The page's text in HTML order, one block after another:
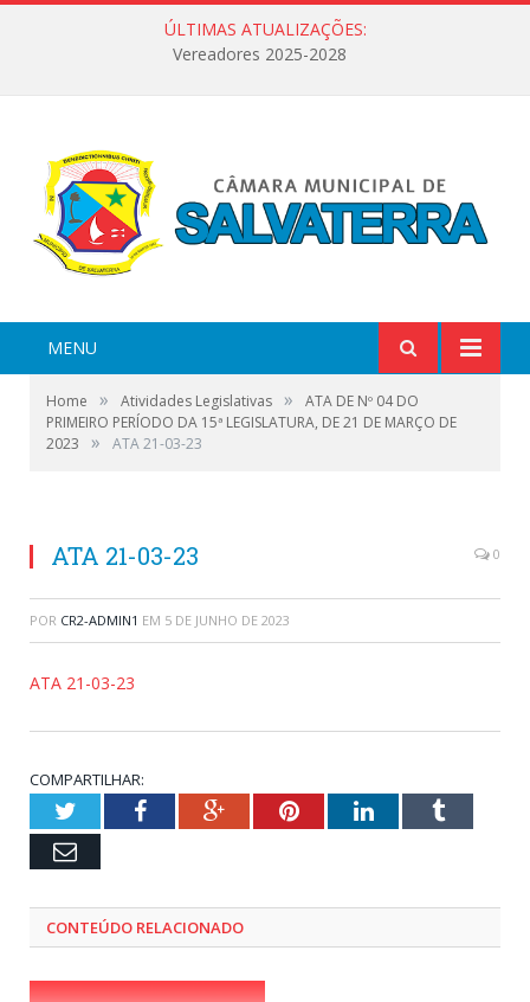
ÚLTIMAS ATUALIZAÇÕES:
Vereadores 2025-2028
MENU
Home » Atividades Legislativas »
ATA DE Nº 04 DO
PRIMEIRO PERÍODO DA 15ª LEGISLATURA, DE 21 DE MARÇO DE
2023
» ATA 21-03-23
ATA 21-03-23 0
POR CR2-ADMIN1 EM 5 DE JUNHO DE 2023
ATA 21-03-23
COMPARTILHAR:
TwitterFacebookGoogle+PinterestLinkedInTumblr
Email
CONTEÚDO RELACIONADO